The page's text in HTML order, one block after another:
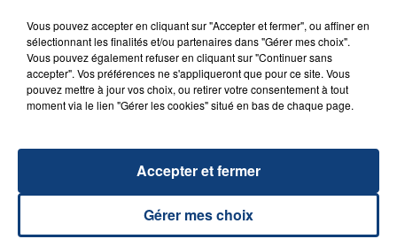
1er août 2026
GAGNEZ VOS ENTRÉES POUR TOUTE LA
FAMILLE À PLOPSAQUA !
Vous pouvez accepter en cliquant sur "Accepter et fermer", ou affiner en
sélectionnant les finalités et/ou partenaires dans "Gérer mes choix".
Vous pouvez également refuser en cliquant sur "Continuer sans
accepter". Vos préférences ne s'appliqueront que pour ce site. Vous
pouvez mettre à jour vos choix, ou retirer votre consentement à tout
moment via le lien "Gérer les cookies" situé en bas de chaque page.
Gérer mes choix
Accepter et fermer